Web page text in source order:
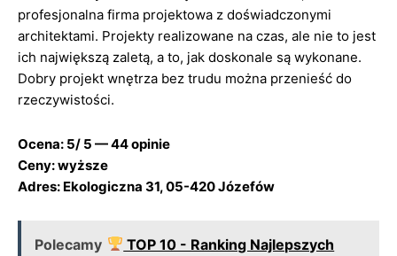
profesjonalna firma projektowa z doświadczonymi
architektami. Projekty realizowane na czas, ale nie to jest
ich największą zaletą, a to, jak doskonale są wykonane.
Dobry projekt wnętrza bez trudu można przenieść do
rzeczywistości.
Ocena: 5/ 5 — 44 opinie
Ceny: wyższe
Adres: Ekologiczna 31, 05-420 Józefów
Polecamy
TOP 10 - Ranking Najlepszych